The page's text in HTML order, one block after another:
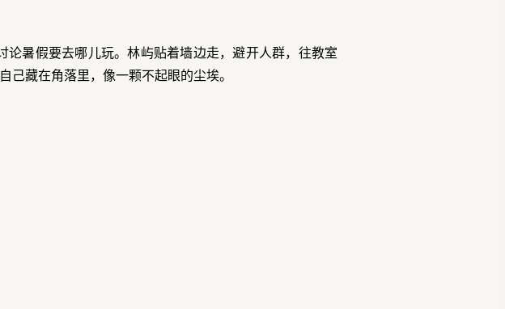
暑假要去哪儿玩。林屿贴着墙边走，避开人群，往教室
藏在角落里，像一颗不起眼的尘埃。